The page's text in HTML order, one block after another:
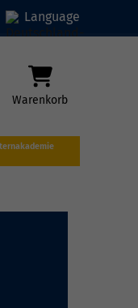
Language
Warenkorb